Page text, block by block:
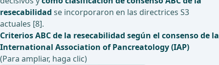
resecabilidad se incorporaron en las directrices S3
actuales [8].
Criterios ABC de la resecabilidad según el consenso de la
International Association of Pancreatology (IAP)
(Para ampliar, haga clic)